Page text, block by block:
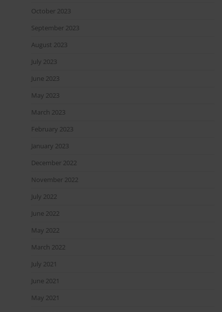
October 2023
September 2023
August 2023
July 2023
June 2023
May 2023
March 2023
February 2023
January 2023
December 2022
November 2022
July 2022
June 2022
May 2022
March 2022
July 2021
June 2021
May 2021